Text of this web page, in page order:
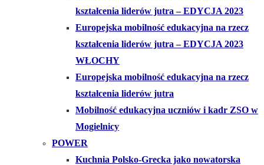
kształcenia liderów jutra – EDYCJA 2023
Europejska mobilność edukacyjna na rzecz
kształcenia liderów jutra – EDYCJA 2023
WŁOCHY
Europejska mobilność edukacyjna na rzecz
kształcenia liderów jutra
Mobilność edukacyjna uczniów i kadr ZSO w
Mogielnicy
POWER
Kuchnia Polsko-Grecka jako nowatorska